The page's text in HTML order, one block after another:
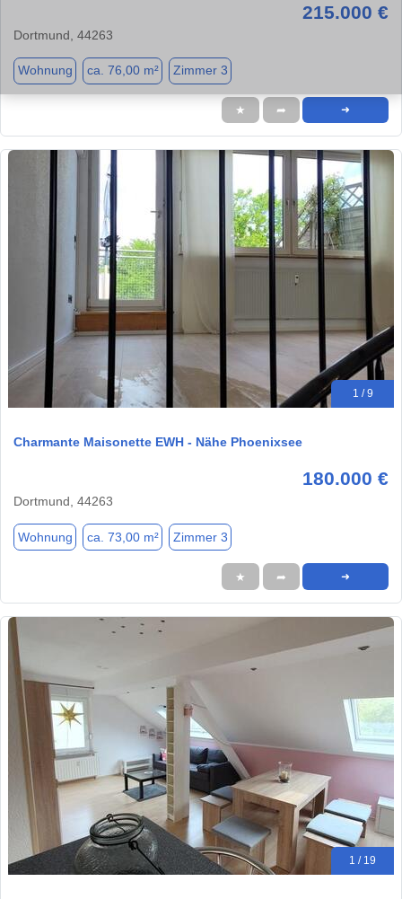
215.000 €
Dortmund, 44263
Wohnung ca. 76,00 m² Zimmer 3
★ ➦ ➜
1 / 9
Charmante Maisonette EWH - Nähe Phoenixsee
180.000 €
Dortmund, 44263
Wohnung ca. 73,00 m² Zimmer 3
★ ➦ ➜
1 / 19